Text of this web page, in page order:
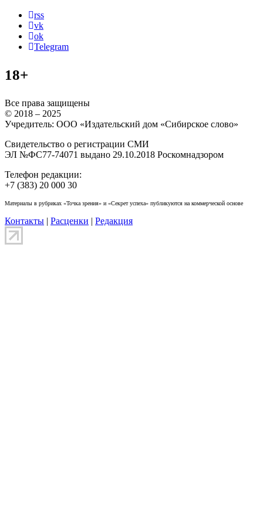
rss
vk
ok
Telegram
18+
Все права защищены
© 2018 – 2025
Учредитель: ООО «Издательский дом «Сибирское слово»
Свидетельство о регистрации СМИ
ЭЛ №ФС77-74071 выдано 29.10.2018 Роскомнадзором
Телефон редакции:
+7 (383) 20 000 30
Материалы в рубриках «Точка зрения» и «Секрет успеха» публикуются на коммерческой основе
Контакты | Расценки | Редакция